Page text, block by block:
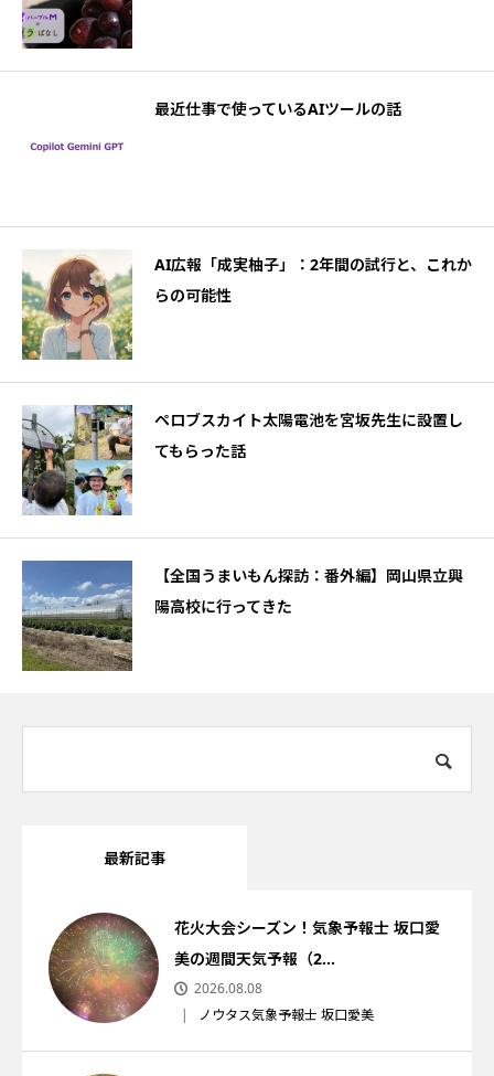
最近仕事で使っているAIツールの話
AI広報「成実柚子」：2年間の試行と、これか
らの可能性
ペロブスカイト太陽電池を宮坂先生に設置し
てもらった話
【全国うまいもん探訪：番外編】岡山県立興
陽高校に行ってきた
最新記事
花火大会シーズン！気象予報士 坂口愛
美の週間天気予報（2...
2026.08.08
ノウタス気象予報士 坂口愛美